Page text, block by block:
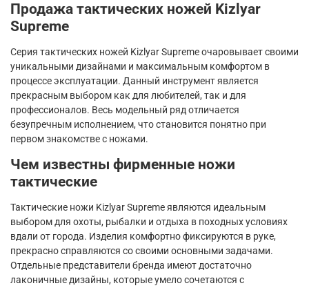
Продажа тактических ножей Kizlyar
Supreme
Серия тактических ножей KizlyarSupremeочаровывает своими
уникальными дизайнами и максимальным комфортом в
процессе эксплуатации. Данный инструмент является
прекрасным выбором как для любителей, так и для
профессионалов. Весь модельный ряд отличается
безупречным исполнением, что становится понятно при
первом знакомстве с ножами.
Чем известны фирменные ножи
тактические
Тактические ножи KizlyarSupremeявляются идеальным
выбором для охоты, рыбалки и отдыха в походных условиях
вдали от города. Изделия комфортно фиксируются в руке,
прекрасно справляются со своими основными задачами.
Отдельные представители бренда имеют достаточно
лаконичные дизайны, которые умело сочетаются с